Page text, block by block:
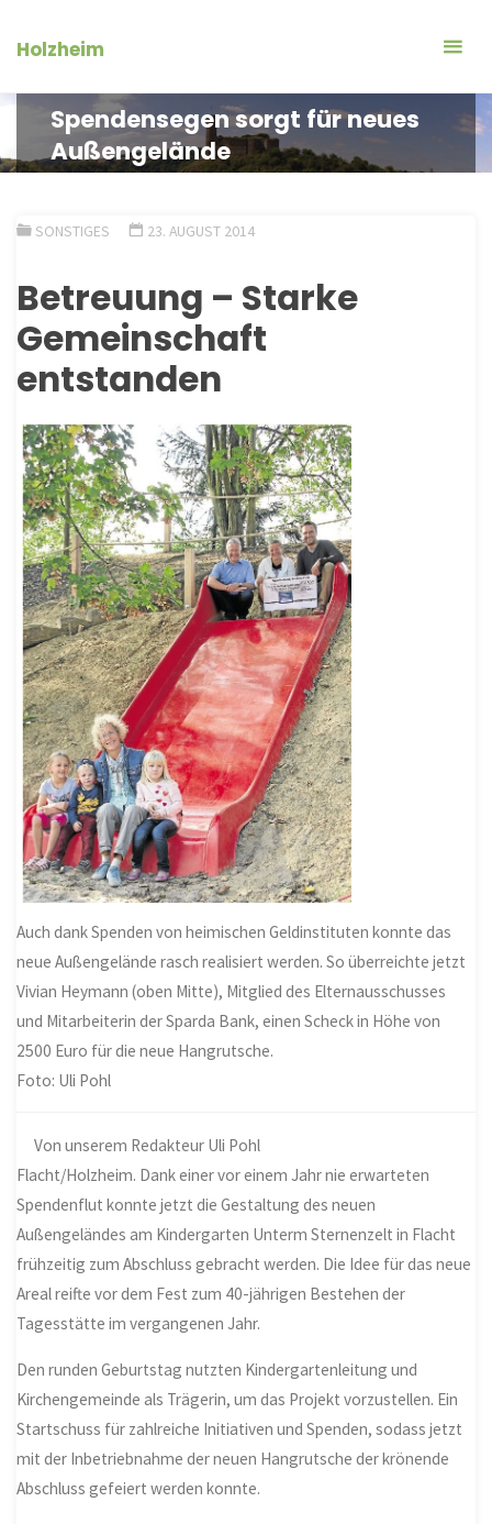
InhaltHolzheim
Spendensegen sorgt für neues
Außengelände
SONSTIGES 23. AUGUST 2014
Betreuung – Starke
Gemeinschaft
entstanden
Auch dank Spenden von heimischen Geldinstituten konnte das
neue Außengelände rasch realisiert werden. So überreichte jetzt
Vivian Heymann (oben Mitte), Mitglied des Elternausschusses
und Mitarbeiterin der Sparda Bank, einen Scheck in Höhe von
2500 Euro für die neue Hangrutsche.
Foto: Uli Pohl
Von unserem Redakteur Uli Pohl
Flacht/Holzheim. Dank einer vor einem Jahr nie erwarteten
Spendenflut konnte jetzt die Gestaltung des neuen
Außengeländes am Kindergarten Unterm Sternenzelt in Flacht
frühzeitig zum Abschluss gebracht werden. Die Idee für das neue
Areal reifte vor dem Fest zum 40-jährigen Bestehen der
Tagesstätte im vergangenen Jahr.
Den runden Geburtstag nutzten Kindergartenleitung und
Kirchengemeinde als Trägerin, um das Projekt vorzustellen. Ein
Startschuss für zahlreiche Initiativen und Spenden, sodass jetzt
mit der Inbetriebnahme der neuen Hangrutsche der krönende
Abschluss gefeiert werden konnte.